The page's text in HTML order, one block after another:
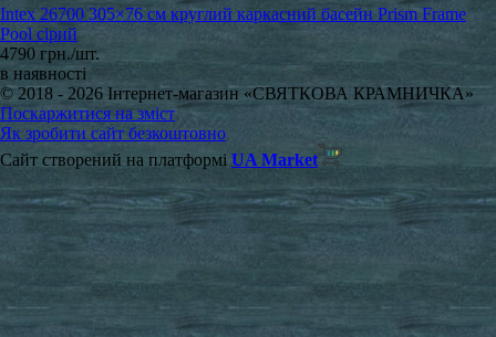
Intex 26700 305×76 см круглий каркасний басейн Prism Frame
Pool сірий
4790 грн./шт.
в наявності
© 2018 - 2026 Інтернет-магазин «СВЯТКОВА КРАМНИЧКА»
Поскаржитися на зміст
Як зробити сайт безкоштовно
Сайт створений на платформі UA Market